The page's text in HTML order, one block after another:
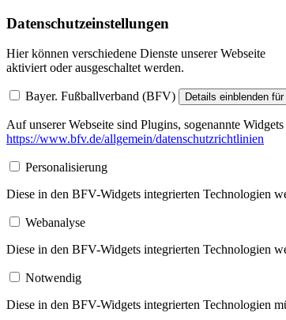
Datenschutzeinstellungen
Hier können verschiedene Dienste unserer Webseite
aktiviert oder ausgeschaltet werden.
Bayer. Fußballverband (BFV) Details einblenden für
Auf unserer Webseite sind Plugins, sogenannte
https://www.bfv.de/allgemein/datenschutzrichtlinien
Personalisierung
Diese in den BFV-Widgets integrierten Technologien
Webanalyse
Diese in den BFV-Widgets integrierten Technologien
Notwendig
Diese in den BFV-Widgets integrierten Technologien